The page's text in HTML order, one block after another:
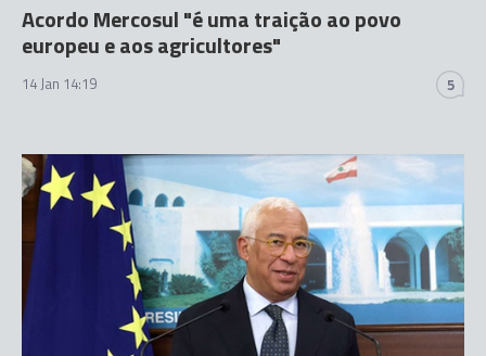
Acordo Mercosul "é uma traição ao povo
europeu e aos agricultores"
14 Jan 14:19 5